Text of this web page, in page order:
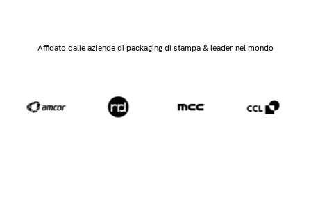
Affidato dalle aziende di packaging di stampa & leader nel mondo